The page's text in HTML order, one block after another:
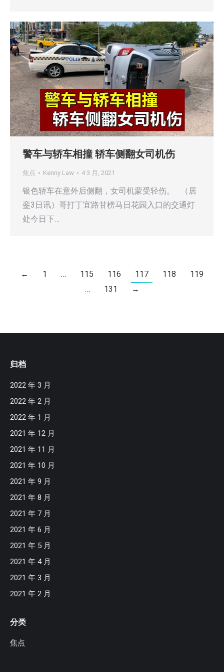
警车与轿车相撞 轿车侧翻女司机伤
焦点 Kenny Law 4 3 月, 2021
银色轿车在意外后侧翻，女司机蒙受轻伤。 （居
銮3日讯）哥打丁宜路甘榜马日花园入口的交通灯
处今日下…
← 1 … 115 116 117 118
119
…
131 →
归档
2022 年 3 月
2022 年 2 月
2022 年 1 月
2021 年 12 月
2021 年 11 月
2021 年 10 月
2021 年 9 月
2021 年 8 月
2021 年 7 月
2021 年 6 月
2021 年 5 月
2021 年 4 月
2021 年 3 月
2021 年 2 月
分类
焦点